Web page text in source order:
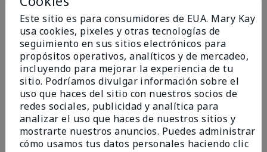
Mostrar Traducción
ConclusiónSí, recomendaría a un amigo
¿Le ha resultado útil esta
opinión?
8 1
Marcar esta opinión
Este sitio es para consumidores de EUA. Mary Kay
usa cookies, pixeles y otras tecnologías de
seguimiento en sus sitios electrónicos para
propósitos operativos, analíticos y de mercadeo,
incluyendo para mejorar la experiencia de tu
sitio. Podríamos divulgar información sobre el
uso que haces del sitio con nuestros socios de
redes sociales, publicidad y analítica para
analizar el uso que haces de nuestros sitios y
mostrarte nuestros anuncios. Puedes administrar
cómo usamos tus datos personales haciendo clic